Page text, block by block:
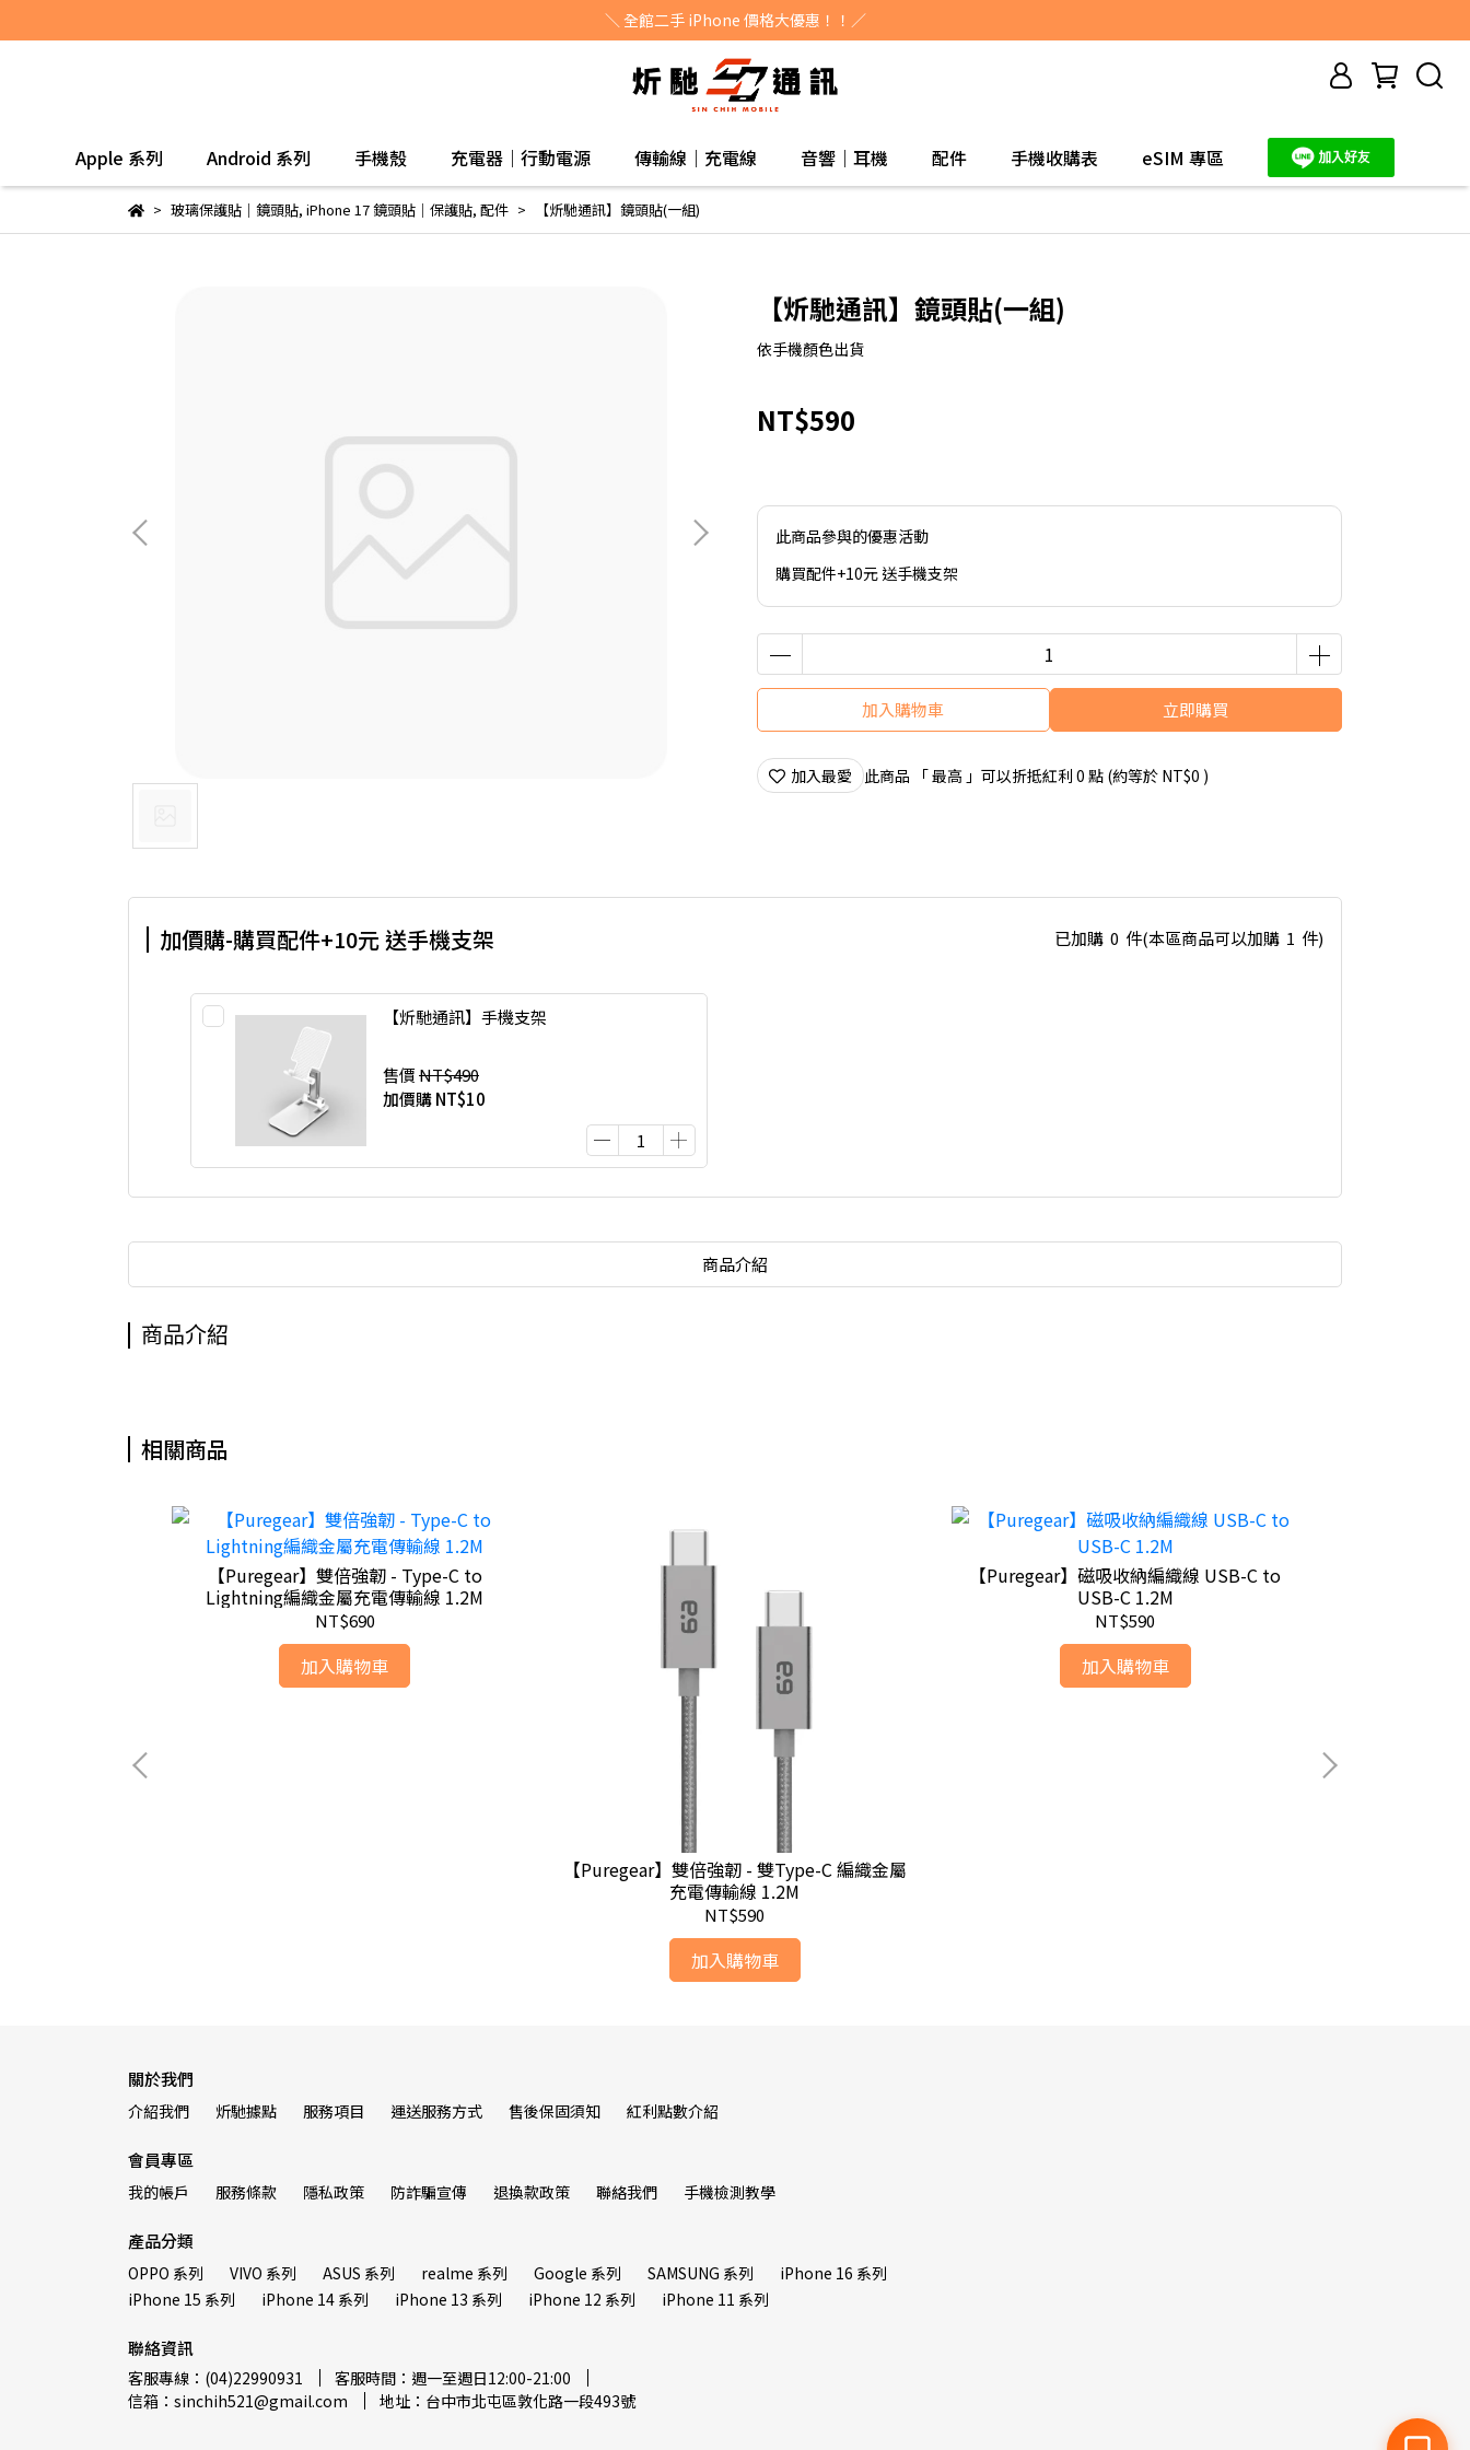
＼ 全館二手 iPhone 價格大優惠！！／
Apple 系列 Android 系列 手機殼 充電器｜行動電源 傳輸線｜充電線 音響｜耳機 配件 手機收購表 eSIM 專區
玻璃保護貼｜鏡頭貼, iPhone 17 鏡頭貼｜保護貼, 配件 【炘馳通訊】鏡頭貼(一組)
【炘馳通訊】鏡頭貼(一組)
依手機顏色出貨
NT$590
此商品參與的優惠活動
購買配件+10元 送手機支架
加入購物車 立即購買
加入最愛 此商品 「 最高 」可以折抵紅利 0 點 (約等於 NT$0 )
加價購-購買配件+10元 送手機支架 已加購 0 件(本區商品可以加購 1 件)
【炘馳通訊】手機支架
售價NT$490
加價購NT$10
商品介紹
商品介紹
相關商品
【Puregear】雙倍強韌 - Type-C to
Lightning編織金屬充電傳輸線 1.2M
NT$690
加入購物車
【Puregear】雙倍強韌 - 雙Type-C 編織金屬
充電傳輸線 1.2M
NT$590
加入購物車
【Puregear】磁吸收納編織線 USB-C to
USB-C 1.2M
NT$590
加入購物車
關於我們
介紹我們 炘馳據點 服務項目 運送服務方式 售後保固須知 紅利點數介紹
會員專區
我的帳戶 服務條款 隱私政策 防詐騙宣傳 退換款政策 聯絡我們 手機檢測教學
產品分類
OPPO 系列 VIVO 系列 ASUS 系列 realme 系列 Google 系列 SAMSUNG 系列
iPhone 16 系列
iPhone 15 系列
iPhone 14 系列 iPhone 13 系列 iPhone 12 系列 iPhone 11 系列
聯絡資訊
客服專線：(04)22990931
客服時間：週一至週日12:00-21:00
信箱：sinchih521@gmail.com
地址：台中市北屯區敦化路一段493號